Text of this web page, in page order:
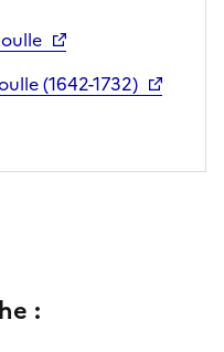
(1642-1732)
: